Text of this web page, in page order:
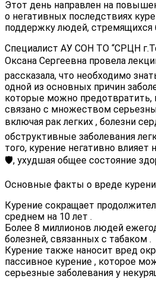
Этот день направлен на
о негативных последствиях
поддержку людей, стремящихся
Специалист АУ СОН ТО “СРЦН
Оксана Сергеевна провела
рассказала, что необходимо
одной из основных причин
которые можно
связано с множеством
включая рак легких , болезни
обструктивные заболевания
того, курение негативно
🛡️, ухудшая общее состояние
Основные факты о вреде
Курение сокращает
среднем на 10 лет .
Более 8 миллионов людей
болезней, связанных с табаком .
Курение также наносит вред
пассивное курение , которое
серьезные заболевания у